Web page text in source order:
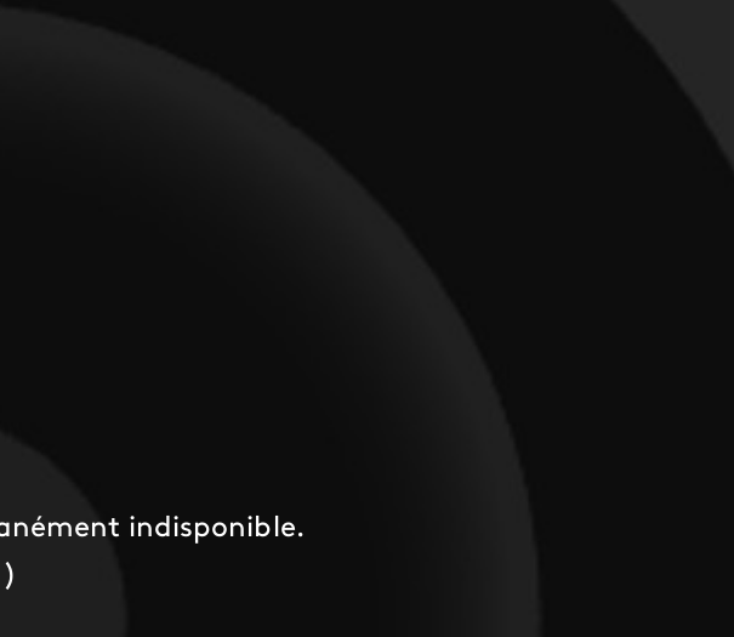
indisponible.